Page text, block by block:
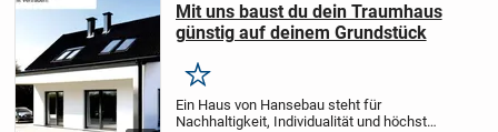
Mit uns baust du dein Traumhaus
günstig auf deinem Grundstück
Merken
Ein Haus von Hansebau steht für
Nachhaltigkeit, Individualität und höchste